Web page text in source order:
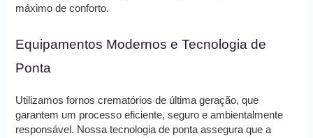
máximo de conforto.
Equipamentos Modernos e Tecnologia de
Ponta
Utilizamos fornos crematórios de última geração, que
garantem um processo eficiente, seguro e ambientalmente
responsável. Nossa tecnologia de ponta assegura que a